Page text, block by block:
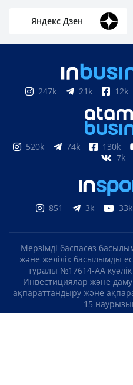
Яндекс Дзен
247k 21k 12k
520k 74k 130k
7k
851 3k 33k
Мерзімді баспасөз
және желілік басылымды
туралы №17614-АА
Инвестициялар және даму
ақпараттандыру және
15